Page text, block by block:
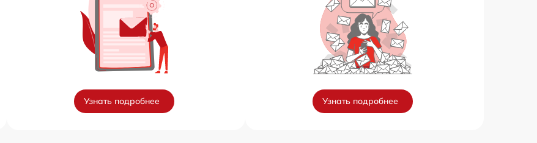
Узнать подробнее Узнать подробнее